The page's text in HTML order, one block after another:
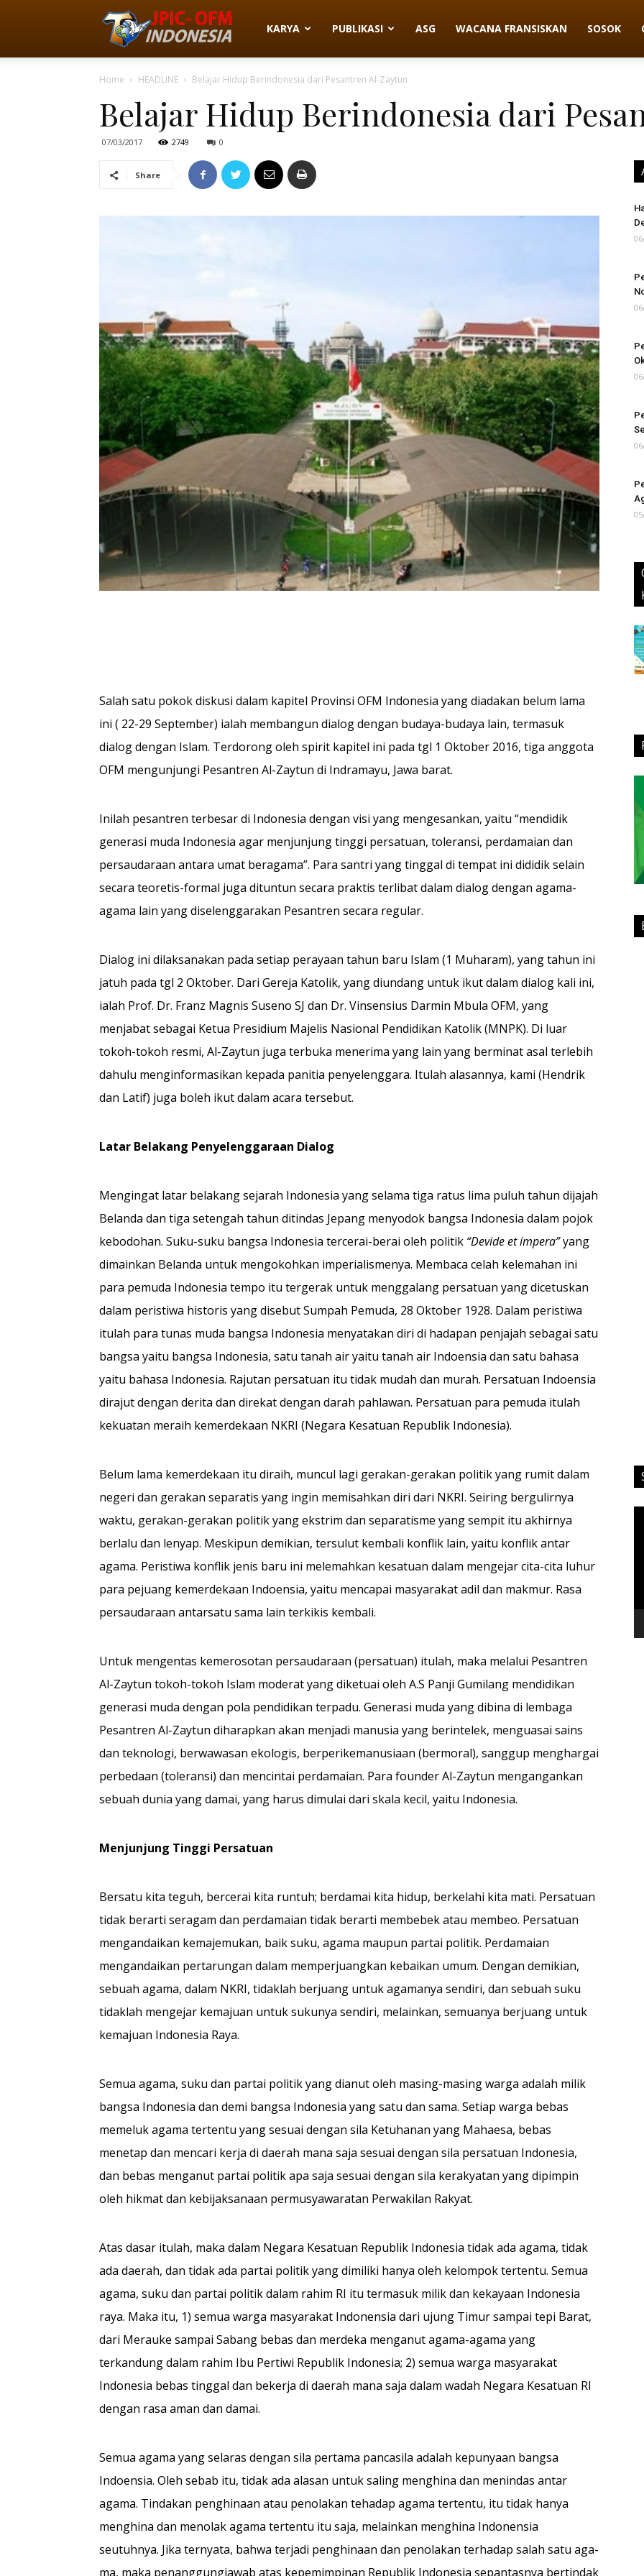
JPIC-
OFM
KARYA PUBLIKASI ASG WACANA FRANSISKAN SOSOK
Home HEADLINE Belajar Hidup Berindonesia dari Pesantren Al-Zaytun
Belajar Hidup Berindonesia dari
07/03/2017 2749 0
Share
Salah satu pokok diskusi da­lam kapitel Provinsi OFM Indonesia yang diadakan belum lama
ini ( 22-29 Sep­tember) ialah membangun di­alog dengan budaya-budaya lain, termasuk
dialog dengan Islam. Terdorong oleh spirit kapitel ini pada tgl 1 Oktober 2016, tiga anggota
OFM mengunjungi Pesantren Al-Zaytun di Indramayu, Jawa barat.
Inilah pesantren terbesar di Indonesia dengan visi yang meng­esankan, yaitu “mendidik
generasi muda Indonesia agar menjunjung tinggi persatuan, toleransi, perda­maian dan
persaudaraan antara umat beragama”. Para santri yang tinggal di tempat ini dididik selain
secara teoretis-formal juga ditun­tun secara praktis terlibat dalam dialog dengan agama-
agama lain yang diselenggarakan Pesantren secara regular.
Dialog ini dilaksanakan pada setiap perayaan tahun baru Islam (1 Muharam), yang tahun ini
jatuh pada tgl 2 Oktober. Dari Gere­ja Katolik, yang diundang untuk ikut dalam dialog kali ini,
ialah Prof. Dr. Franz Magnis Suseno SJ dan Dr. Vinsensius Darmin Mbu­la OFM, yang
menjabat sebagai Ketua Presidium Majelis Nasional Pendidikan Katolik (MNPK). Di luar
tokoh-tokoh resmi, Al-Zaytun juga terbuka menerima yang lain yang berminat asal terlebih
dahulu menginformasikan kepada pani­tia penyelenggara. Itulah alasannya, kami (Hendrik
dan Latif) juga boleh ikut dalam acara tersebut.
Latar Belakang Penyelenggaraan Dialog
Mengingat latar belakang sejarah Indonesia yang selama tiga ratus lima puluh tahun dijajah
Belanda dan tiga setengah tahun ditindas Jepang menyodok bangsa Indonesia dalam pojok
ke­bodohan. Suku-suku bangsa Indonesia tercerai-berai oleh politik “Devide et impera”yang
dimain­kan Belanda untuk mengokohkan imperialismenya. Membaca celah kelemahan ini
para pemuda Indonesia tempo itu tergerak untuk menggalang persatuan yang di­cetuskan
dalam peristiwa historis yang disebut Sumpah Pemuda, 28 Oktober 1928. Dalam peristiwa
itulah para tunas muda bangsa Indonesia menyatakan diri di hadapan penjajah sebagai satu
bangsa yaitu bangsa Indonesia, satu tanah air yaitu tanah air Indoensia dan satu bahasa
yaitu bahasa Indonesia. Ra­jutan persatuan itu tidak mudah dan murah. Persatuan Indoensia
dirajut dengan derita dan direkat dengan darah pahlawan. Persatuan para pemuda itulah
kekuatan me­raih kemerdekaan NKRI (Negara Kesatuan Republik Indonesia).
Belum lama kemerdekaan itu diraih, muncul lagi gerakan-gerakan politik yang rumit da­lam
negeri dan gerakan separatis yang ingin memisahkan diri dari NKRI. Seiring bergulirnya
waktu, gerakan-gerakan politik yang ekstrim dan separatisme yang sempit itu akhirnya
berlalu dan lenyap. Meskipun demikian, tersulut kem­bali konflik lain, yaitu konflik antar
agama. Peristiwa konflik jenis baru ini melemahkan kesatuan dalam mengejar cita-cita luhur
para pe­juang kemerdekaan Indoensia, yaitu mencapai masyarakat adil dan makmur. Rasa
persaudaraan antar­satu sama lain terkikis kembali.
Untuk mengentas kemerosotan persaudaraan (persatuan) itulah, maka melalui Pesantren
Al-Zaytun tokoh-tokoh Islam moderat yang diketuai oleh A.S Panji Gumilang mendidikan
generasi muda dengan pola pendidikan ter­padu. Generasi muda yang dibina di lembaga
Pesantren Al-Zaytun diharapkan akan menjadi manusia yang berintelek, menguasai sains
dan teknologi, berwawasan ekol­ogis, berperikemanusiaan (ber­moral), sanggup menghargai
per­bedaan (toleransi) dan mencintai perdamaian. Para founder Al-Zay­tun mengangankan
sebuah dunia yang damai, yang harus dimulai dari skala kecil, yaitu Indonesia.
Menjunjung Tinggi Persatuan
Bersatu kita teguh, bercerai kita runtuh; berdamai kita hidup, berkelahi kita mati. Persatuan
tidak berarti seragam dan perdamaian tidak berarti membebek atau mem­beo. Persatuan
mengandaikan ke­majemukan, baik suku, agama maupun partai politik. Perdamaian
mengandaikan pertarungan dalam memperjuangkan kebaikan umum. Dengan demikian,
sebuah agama, dalam NKRI, tidaklah berjuang un­tuk agamanya sendiri, dan sebuah suku
tidaklah mengejar kemajuan untuk sukunya sendiri, melainkan, semuanya berjuang untuk
kema­juan Indonesia Raya.
Semua agama, suku dan par­tai politik yang dianut oleh mas­ing-masing warga adalah milik
bangsa Indonesia dan demi bang­sa Indonesia yang satu dan sama. Setiap warga bebas
memeluk agama tertentu yang sesuai dengan sila Ketuhanan yang Mahaesa, be­bas
menetap dan mencari kerja di daerah mana saja sesuai dengan sila persatuan Indonesia,
dan be­bas menganut partai politik apa saja sesuai dengan sila kerakyatan yang dipimpin
oleh hikmat dan ke­bijaksanaan permusyawaratan Perwakilan Rakyat.
Atas dasar itulah, maka da­lam Negara Kesatuan Republik Indonesia tidak ada agama, tidak
ada daerah, dan tidak ada partai politik yang dimiliki hanya oleh kelompok tertentu. Semua
aga­ma, suku dan partai politik dalam rahim RI itu termasuk milik dan kekayaan Indonesia
raya. Maka itu, 1) semua warga masyarakat In­donensia dari ujung Timur sampai tepi Barat,
dari Merauke sampai Sabang bebas dan merdeka menga­nut agama-agama yang
terkandung dalam rahim Ibu Pertiwi Republik Indonesia; 2) semua warga masyarakat
Indonesia bebas tinggal dan bekerja di daerah mana saja dalam wadah Negara Kesatuan RI
dengan rasa aman dan damai.
Semua agama yang selaras dengan sila pertama pancasila ada­lah kepunyaan bangsa
Indoensia. Oleh sebab itu, tidak ada alasan un­tuk saling menghina dan menindas antar
agama. Tindakan penghinaan atau penolakan tehadap agama tertentu, itu tidak hanya
menghi­na dan menolak agama tertentu itu saja, melainkan menghina In­donensia
seutuhnya. Jika ternyata, bahwa terjadi penghinaan dan pe­nolakan terhadap salah satu aga­
ma, maka penanggungjawab atas kepemimpinan Republik Indonesia sepantasnya bertindak